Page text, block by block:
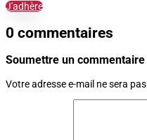
J'adhère
0 commentaires
Soumettre un commentaire
Votre adresse e-mail ne sera